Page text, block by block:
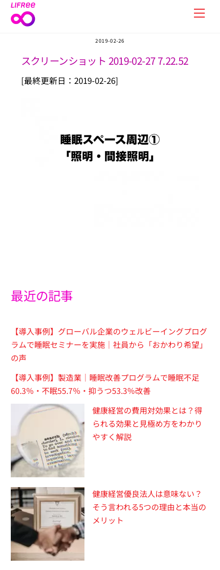
Skip
2019-02-26
スクリーンショット 2019-02-27 7.22.52
[最終更新日：2019-02-26]
最近の記事
【導入事例】グローバル企業のウェルビーイングプログ
ラムで睡眠セミナーを実施｜社員から「おかわり希望」
の声
【導入事例】製造業｜睡眠改善プログラムで睡眠不足
60.3％・不眠55.7％・抑うつ53.3％改善
健康経営の費用対効果とは？得
られる効果と見極め方をわかり
やすく解説
健康経営優良法人は意味ない？
そう言われる5つの理由と本当の
メリット